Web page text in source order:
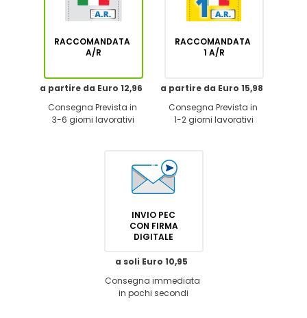
RACCOMANDATA
A/R
a partire da Euro 12,96
Consegna Prevista in
3-6 giorni lavorativi
RACCOMANDATA
1 A/R
a partire da Euro 15,98
Consegna Prevista in
1-2 giorni lavorativi
INVIO PEC
CON FIRMA
DIGITALE
a soli Euro 10,95
Consegna immediata
in pochi secondi